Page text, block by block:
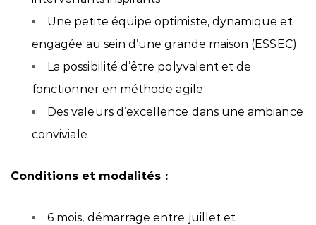
Une petite équipe optimiste, dynamique et
engagée au sein d’une grande maison (ESSEC)
La possibilité d’être polyvalent et de
fonctionner en méthode agile
Des valeurs d’excellence dans une ambiance
conviviale
Conditions et modalités :
6 mois, démarrage entre juillet et